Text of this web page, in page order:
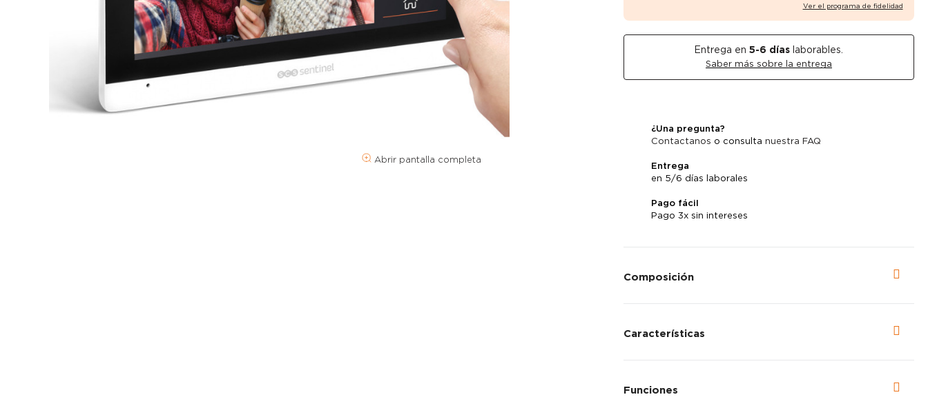
Abrir pantalla completa
Ver el programa de fidelidad
Entrega en 5-6 días laborables.
Saber más sobre la entrega
¿Una pregunta?
Contactanos o consultanuestra FAQ
Entrega
en 5/6 días laborales
Pago fácil
Pago 3x sin intereses
Composición
Características
Funciones